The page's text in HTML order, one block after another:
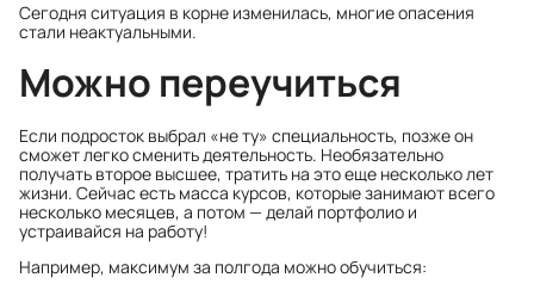
Сегодня ситуация в корне изменилась, многие опасения
стали неактуальными.
Можно переучиться
Если подросток выбрал «не ту» специальность, позже он
сможет легко сменить деятельность. Необязательно
получать второе высшее, тратить на это еще несколько лет
жизни. Сейчас есть масса курсов, которые занимают всего
несколько месяцев, а потом — делай портфолио и
устраивайся на работу!
Например, максимум за полгода можно обучиться: